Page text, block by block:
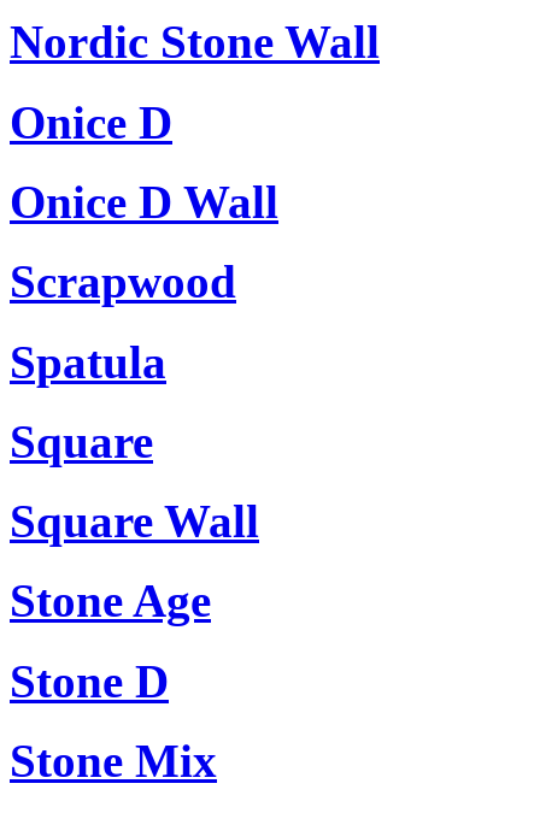
Nordic Stone Wall
Onice D
Onice D Wall
Scrapwood
Spatula
Square
Square Wall
Stone Age
Stone D
Stone Mix